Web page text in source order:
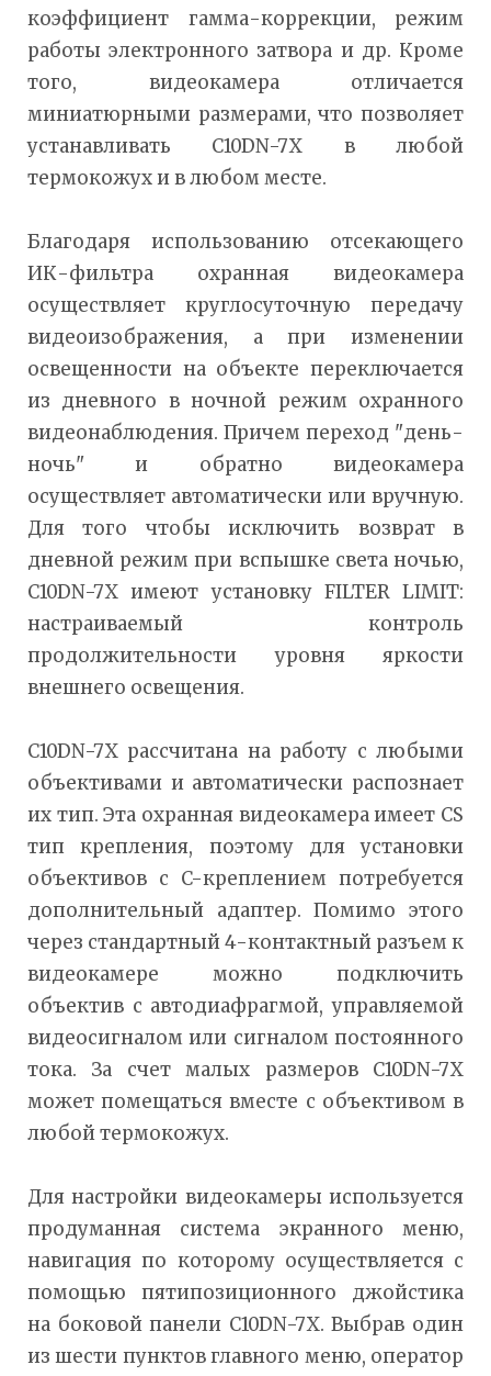
коэффициент гамма-коррекции, режим
работы электронного затвора и др. Кроме
того, видеокамера отличается
миниатюрными размерами, что позволяет
устанавливать C10DN-7X в любой
термокожух и в любом месте.
Благодаря использованию отсекающего
ИК-фильтра охранная видеокамера
осуществляет круглосуточную передачу
видеоизображения, а при изменении
освещенности на объекте переключается
из дневного в ночной режим охранного
видеонаблюдения. Причем переход "день-
ночь" и обратно видеокамера
осуществляет автоматически или вручную.
Для того чтобы исключить возврат в
дневной режим при вспышке света ночью,
C10DN-7X имеют установку FILTER LIMIT:
настраиваемый контроль
продолжительности уровня яркости
внешнего освещения.
C10DN-7X рассчитана на работу с любыми
объективами и автоматически распознает
их тип. Эта охранная видеокамера имеет CS
тип крепления, поэтому для установки
объективов с C-креплением потребуется
дополнительный адаптер. Помимо этого
через стандартный 4-контактный разъем к
видеокамере можно подключить
объектив с автодиафрагмой, управляемой
видеосигналом или сигналом постоянного
тока. За счет малых размеров C10DN-7X
может помещаться вместе с объективом в
любой термокожух.
Для настройки видеокамеры используется
продуманная система экранного меню,
навигация по которому осуществляется с
помощью пятипозиционного джойстика
на боковой панели C10DN-7X. Выбрав один
из шести пунктов главного меню, оператор